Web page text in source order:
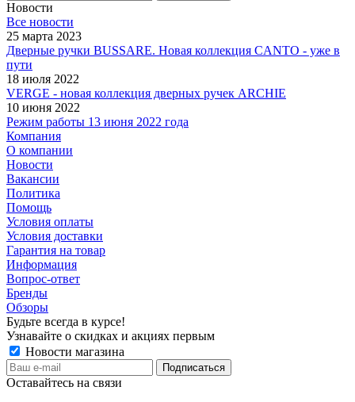
Новости
Все новости
25 марта 2023
Дверные ручки BUSSARE. Новая коллекция CANTO - уже в
пути
18 июля 2022
VERGE - новая коллекция дверных ручек ARCHIE
10 июня 2022
Режим работы 13 июня 2022 года
Компания
О компании
Новости
Вакансии
Политика
Помощь
Условия оплаты
Условия доставки
Гарантия на товар
Информация
Вопрос-ответ
Бренды
Обзоры
Будьте всегда в курсе!
Узнавайте о скидках и акциях первым
Новости магазина
Оставайтесь на связи